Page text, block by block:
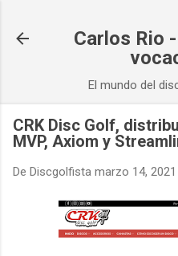
Carlos Rio
El mundo del
CRK Disc Golf,
MVP, Axiom y
De Discgolfista marzo 14, 2021